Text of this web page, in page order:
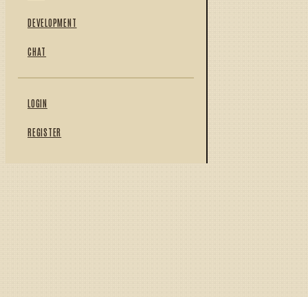
DEVELOPMENT
CHAT
LOGIN
REGISTER